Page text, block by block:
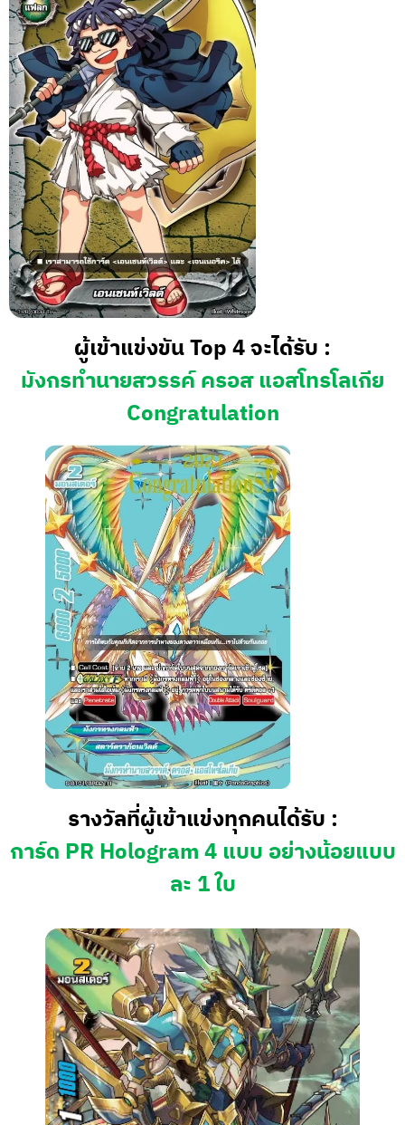
ผู้เข้าแข่งขัน Top 4 จะได้รับ :
มังกรทำนายสวรรค์ ครอส แอสโทรโลเกีย
Congratulation
รางวัลที่ผู้เข้าแข่งทุกคนได้รับ :
การ์ด PR Hologram 4 แบบ อย่างน้อยแบบ
ละ 1 ใบ